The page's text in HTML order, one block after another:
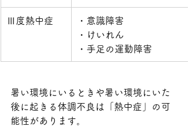
Ⅲ度熱中症
・意識障害
・けいれん
・手足の運動障害
暑い環境にいるときや暑い環境にいた
後に起きる体調不良は「熱中症」の可
能性があります。